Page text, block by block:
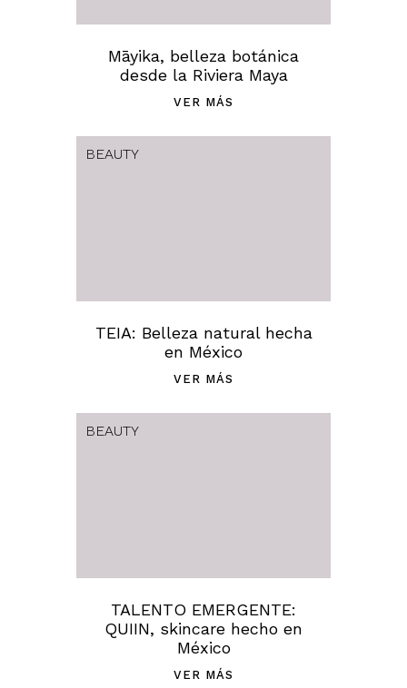
Māyika, belleza botánica
desde la Riviera Maya
VER MÁS
BEAUTY
TEIA: Belleza natural hecha
en México
VER MÁS
BEAUTY
TALENTO EMERGENTE:
QUIIN, skincare hecho en
México
VER MÁS